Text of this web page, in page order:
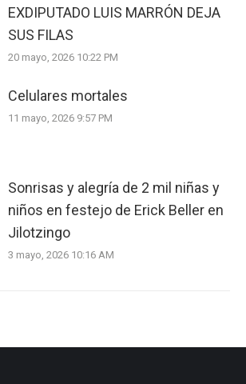
EXDIPUTADO LUIS MARRÓN DEJA
SUS FILAS
20 mayo, 2026 10:22 PM
Celulares mortales
11 mayo, 2026 9:57 PM
Sonrisas y alegría de 2 mil niñas y
niños en festejo de Erick Beller en
Jilotzingo
3 mayo, 2026 10:16 AM